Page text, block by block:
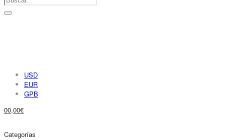
USD
EUR
GPB
00,00€
Categorías